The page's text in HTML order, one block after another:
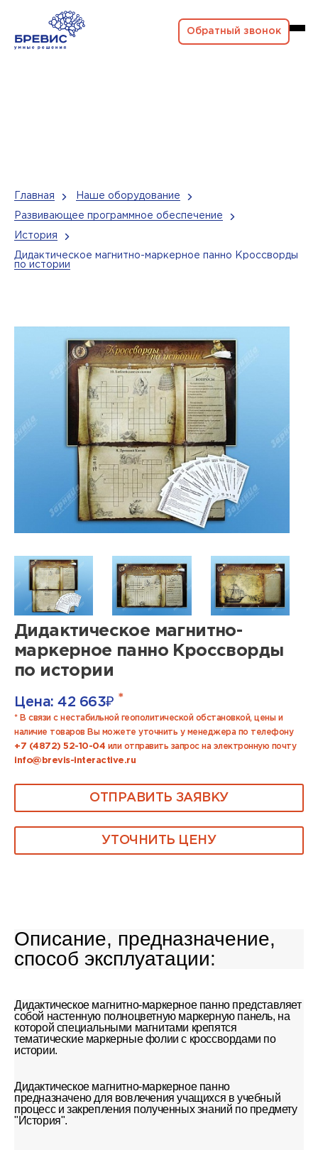
Обратный звонок
Главная Наше оборудование
Развивающее программное обеспечение
История
Дидактическое магнитно-маркерное панно Кроссворды
по истории
Дидактическое магнитно-
маркерное панно Кроссворды
по истории
Цена: 42 663₽ *
* В связи с нестабильной геополитической обстановкой, цены и
наличие товаров Вы можете уточнить у менеджера по телефону
+7 (4872) 52-10-04 или отправить запрос на электронную почту
info@brevis-interactive.ru
ОТПРАВИТЬ ЗАЯВКУ
УТОЧНИТЬ ЦЕНУ
Описание, предназначение,
способ эксплуатации:
Дидактическое магнитно-маркерное панно представляет
собой настенную полноцветную маркерную панель, на
которой специальными магнитами крепятся
тематические маркерные фолии с кроссвордами по
истории.
Дидактическое магнитно-маркерное панно
предназначено для вовлечения учащихся в учебный
процесс и закрепления полученных знаний по предмету
"История".